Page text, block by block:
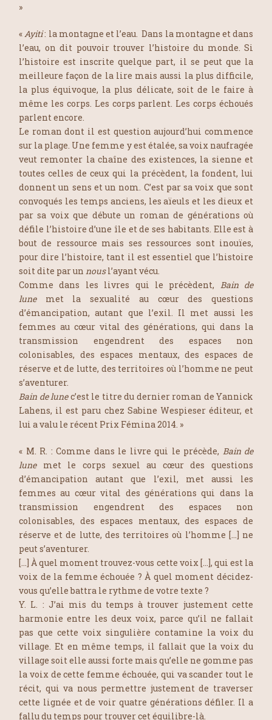
»
« Ayiti: la montagne et l’eau. Dans la montagne et dans
l’eau, on dit pouvoir trouver l’histoire du monde. Si
l’histoire est inscrite quelque part, il se peut que la
meilleure façon de la lire mais aussi la plus difficile,
la plus équivoque, la plus délicate, soit de le faire à
même les corps. Les corps parlent. Les corps échoués
parlent encore.
Le roman dont il est question aujourd’hui commence
sur la plage. Une femme y est étalée, sa voix naufragée
veut remonter la chaîne des existences, la sienne et
toutes celles de ceux qui la précèdent, la fondent, lui
donnent un sens et un nom. C’est par sa voix que sont
convoqués les temps anciens, les aïeuls et les dieux et
par sa voix que débute un roman de générations où
défile l’histoire d’une île et de ses habitants. Elle est à
bout de ressource mais ses ressources sont inouïes,
pour dire l’histoire, tant il est essentiel que l’histoire
soit dite par un nousl’ayant vécu.
Comme dans les livres qui le précèdent,
Bain de
lunemet la sexualité au cœur des questions
d’émancipation, autant que l’exil. Il met aussi les
femmes au cœur vital des générations, qui dans la
transmission engendrent des espaces non
colonisables, des espaces mentaux, des espaces de
réserve et de lutte, des territoires où l’homme ne peut
s’aventurer.
Bain de lunec’est le titre du dernier roman de Yannick
Lahens, il est paru chez Sabine Wespieser éditeur, et
lui a valu le récent Prix Fémina 2014. »
« M. R. : Comme dans le livre qui le précède, Bain de
lune met le corps sexuel au cœur des questions
d’émancipation autant que l’exil, met aussi les
femmes au cœur vital des générations qui dans la
transmission engendrent des espaces non
colonisables, des espaces mentaux, des espaces de
réserve et de lutte, des territoires où l’homme […] ne
peut s’aventurer.
[…] À quel moment trouvez-vous cette voix […], qui est la
voix de la femme échouée ? À quel moment décidez-
vous qu’elle battra le rythme de votre texte ?
Y. L. : J’ai mis du temps à trouver justement cette
harmonie entre les deux voix, parce qu’il ne fallait
pas que cette voix singulière contamine la voix du
village. Et en même temps, il fallait que la voix du
village soit elle aussi forte mais qu’elle ne gomme pas
la voix de cette femme échouée, qui va scander tout le
récit, qui va nous permettre justement de traverser
cette lignée et de voir quatre générations défiler. Il a
fallu du temps pour trouver cet équilibre-là.